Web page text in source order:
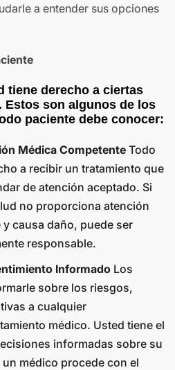
a entender sus opciones
tiene derecho a ciertas
Estos son algunos de los
paciente debe conocer:
Médica Competente Todo
a recibir un tratamiento que
de atención aceptado. Si
no proporciona atención
causa daño, puede ser
responsable.
Informado Los
sobre los riesgos,
a cualquier
médico. Usted tiene el
informadas sobre su
médico procede con el